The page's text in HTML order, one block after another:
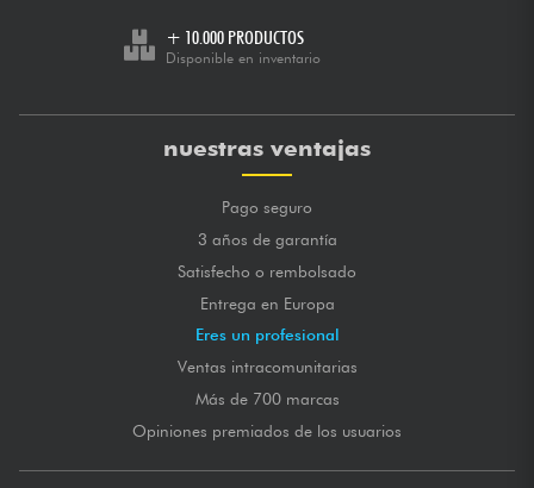
+ 10.000 PRODUCTOS
Disponible en inventario
nuestras ventajas
Pago seguro
3 años de garantía
Satisfecho o rembolsado
Entrega en Europa
Eres un profesional
Ventas intracomunitarias
Más de 700 marcas
Opiniones premiados de los usuarios